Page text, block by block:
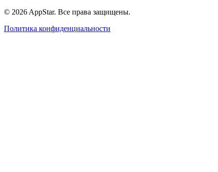
© 2026 AppStar. Все права защищены.
Политика конфиденциальности